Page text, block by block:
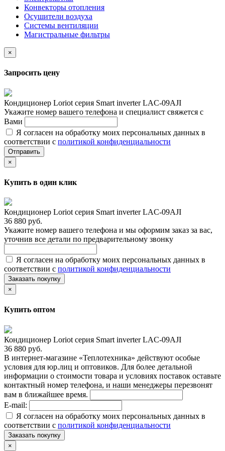
Конвекторы отопления
Осушители воздуха
Системы вентиляции
Магистральные фильтры
×
Запросить цену
Кондиционер Loriot cерия Smart inverter LAC-09AJI
Укажите номер вашего телефона и специалист свяжется с
Вами
Я согласен на обработку моих персональных данных в
соответствии с политикой конфиденциальности
Отправить
×
Купить в один клик
Кондиционер Loriot cерия Smart inverter LAC-09AJI
36 880 руб.
Укажите номер вашего телефона и мы оформим заказ за вас,
уточнив все детали по предварительному звонку
Я согласен на обработку моих персональных данных в
соответствии с политикой конфиденциальности
Заказать покупку
×
Купить оптом
Кондиционер Loriot cерия Smart inverter LAC-09AJI
36 880 руб.
В интернет-магазине «Теплотехника» действуют особые
условия для юр.лиц и оптовиков. Для более детальной
информации о стоимости товара и условиях поставок оставьте
контактный номер телефона, и наши менеджеры перезвонят
вам в ближайшее время.
E-mail:
Я согласен на обработку моих персональных данных в
соответствии с политикой конфиденциальности
Заказать покупку
×